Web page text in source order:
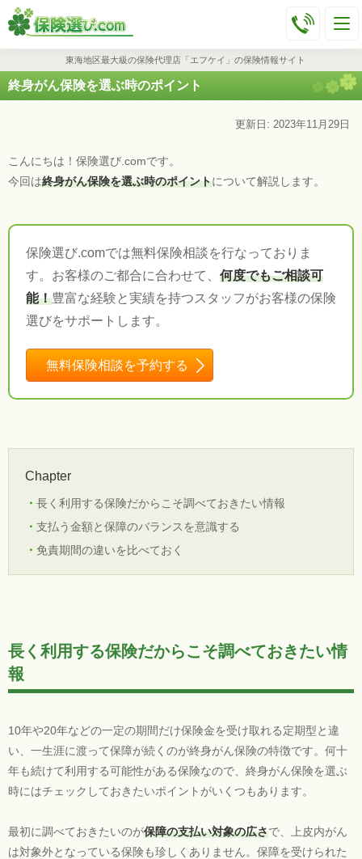
東海地区最大級の保険代理店「エフケイ」の保険情報サイト
終身がん保険を選ぶ時のポイント
更新日: 2023年11月29日
こんにちは！保険選び.comです。
今回は終身がん保険を選ぶ時のポイントについて解説します。
保険選び.comでは無料保険相談を行なっておりま
す。お客様のご都合に合わせて、 何度でもご相談可
能！豊富な経験と実績を持つスタッフがお客様の保険
選びをサポートします。
無料保険相談を予約する
Chapter
長く利用する保険だからこそ調べておきたい情報
支払う金額と保障のバランスを意識する
免責期間の違いを比べておく
長く利用する保険だからこそ調べておきたい情
報
10年や20年などの一定の期間だけ保険金を受け取れる定期型と違
い、一生涯に渡って保障が続くのが終身がん保険の特徴です。何十
年も続けて利用する可能性がある保険なので、終身がん保険を選ぶ
時にはチェックしておきたいポイントがいくつもあります。
最初に調べておきたいのが保障の支払い対象の広さで、上皮内がん
は対象外となっている保険も珍しくありません。保障を受けられた